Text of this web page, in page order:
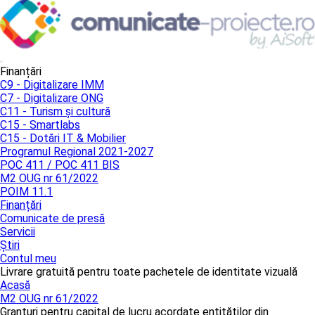
Finanțări
C9 - Digitalizare IMM
C7 - Digitalizare ONG
C11 - Turism și cultură
C15 - Smartlabs
C15 - Dotări IT & Mobilier
Programul Regional 2021-2027
POC 411 / POC 411 BIS
M2 OUG nr 61/2022
POIM 11.1
Finanțări
Comunicate de presă
Servicii
Știri
Contul meu
Livrare gratuită pentru toate pachetele de identitate vizuală
Acasă
M2 OUG nr 61/2022
Granturi pentru capital de lucru acordate entităților din